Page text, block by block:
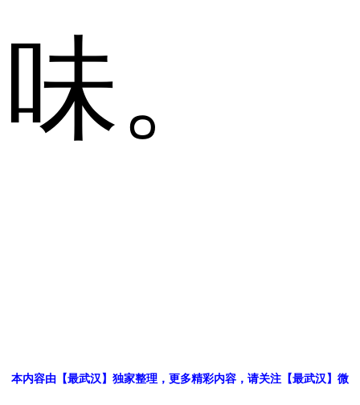
味。
本内容由【最武汉】独家整理，更多精彩内容，请关注【最武汉】微